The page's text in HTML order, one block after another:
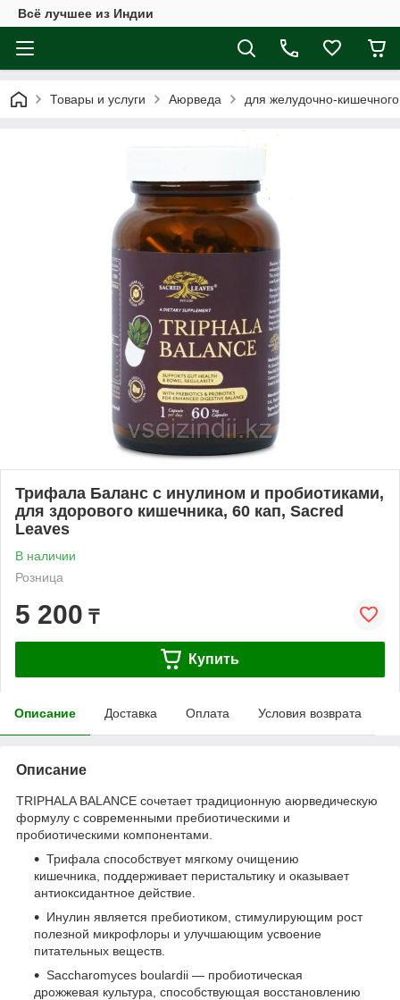
Всё лучшее из Индии
Товары и услуги Аюрведа для желудочно-
Трифала Баланс с инулином и пробиотиками,
для здорового кишечника, 60 кап, Sacred
Leaves
В наличии
Розница
5 200 ₸
Купить
Описание Доставка Оплата Условия возврата
Описание
TRIPHALA BALANCE сочетает традиционную аюрведическую
формулу с современными пребиотическими и
пробиотическими компонентами.
Трифала способствует мягкому очищению
кишечника, поддерживает перистальтику и оказывает
антиоксидантное действие.
Инулин является пребиотиком, стимулирующим рост
полезной микрофлоры и улучшающим усвоение
питательных веществ.
Saccharomyces boulardii — пробиотическая
дрожжевая культура, способствующая восстановлению